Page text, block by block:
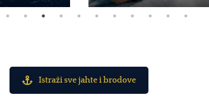
Istraži sve jahte i brodove